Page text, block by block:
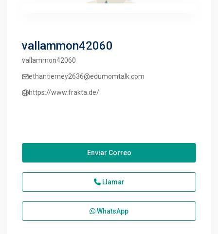
vallammon42060
vallammon42060
ethantierney2636@edumomtalk.com
https://www.frakta.de/
Enviar Correo
Llamar
WhatsApp